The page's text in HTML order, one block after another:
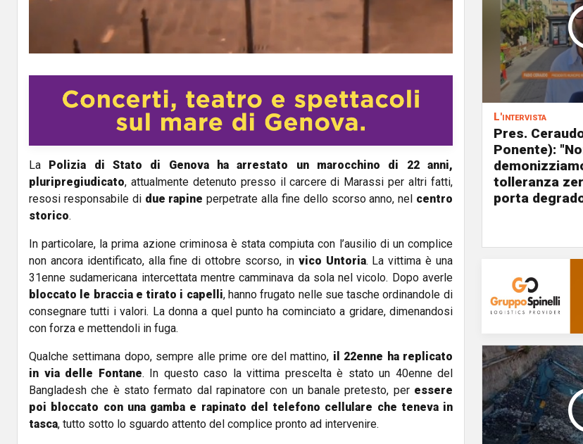
a
y
V
i
e
o
La Polizia di Stato di Genova ha arrestato un marocchino di 22 anni,
pluripregiudicato, attualmente detenuto presso il carcere di Marassi per altri fatti,
resosi responsabile di due rapine perpetrate alla fine dello scorso anno, nel centro
storico.
In particolare, la prima azione criminosa è stata compiuta con l’ausilio di un complice
non ancora identificato, alla fine di ottobre scorso, invico Untoria. La vittima è una
31enne sudamericana intercettata mentre camminava da sola nel vicolo. Dopo averle
bloccato le braccia e tirato i capelli, hanno frugato nelle sue tasche ordinandole di
consegnare tutti i valori. La donna a quel punto ha cominciato a gridare, dimenandosi
con forza e mettendoli in fuga.
Qualche settimana dopo, sempre alle prime ore del mattino, il 22enne ha replicato
in via delle Fontane. In questo caso la vittima prescelta è stato un 40enne del
Bangladesh che è stato fermato dal rapinatore con un banale pretesto, peressere
poi bloccato con una gamba e rapinato del telefono cellulare che teneva in
tasca, tutto sotto lo sguardo attento del complice pronto ad intervenire.
L'intervista
Pres.
Ponente):
tolleranza
porta